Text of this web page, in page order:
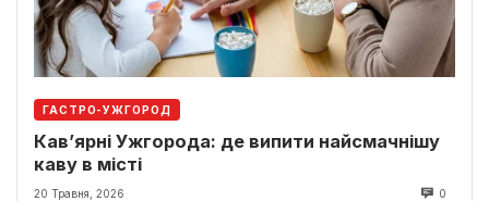
ГАСТРО-УЖГОРОД
Кав’ярні Ужгорода: де випити найсмачнішу
каву в місті
20 Травня, 2026 0